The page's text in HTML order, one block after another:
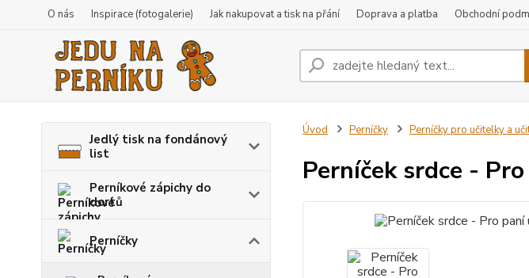
O nás Inspirace (fotogalerie) Jak nakupovat a tisk na přání Doprava a platba Obchodní
Jedlý tisk na fondánový
list
Perníkové zápichy do
dortů
Perníčky
Úvod Perníčky Perníčky pro učitelky a
Perníček srdce -